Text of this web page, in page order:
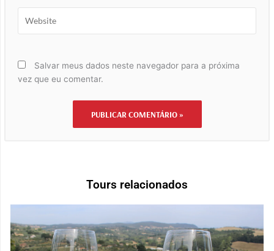
Salvar meus dados neste navegador para a próxima
vez que eu comentar.
Tours relacionados